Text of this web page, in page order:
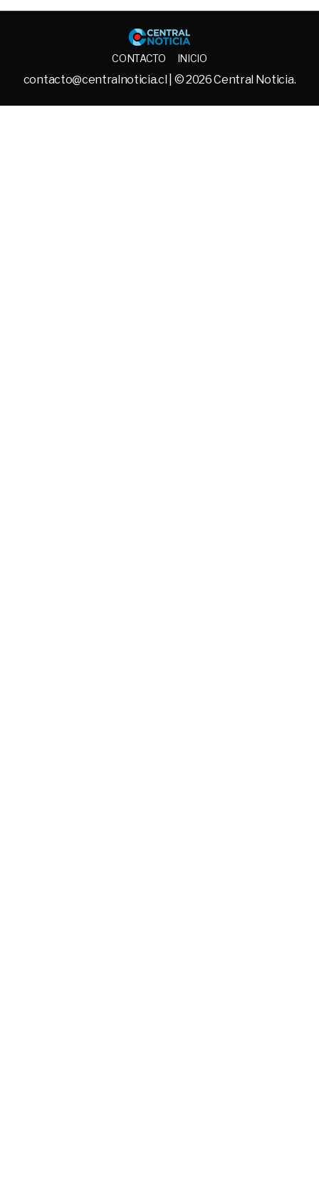
Central
CONTACTO INICIO
contacto@centralnoticia.cl | © 2026 Central Noticia.